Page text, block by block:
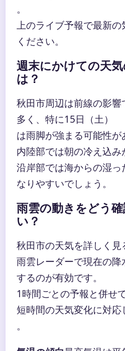
。
上のライブ予報で最新
ください。
週末にかけての天
は？
秋田市周辺は前線の影
多く、特に15日（土）
は雨脚が強まる可能性が
内陸部では朝の冷え込み
沿岸部では海からの湿っ
なりやすいでしょう。
雨雲の動きをどう
い？
秋田市の天気を詳しく見
雨雲レーダーで現在の
するのが有効です。
1時間ごとの予報と併せ
短時間の天気変化に対
。